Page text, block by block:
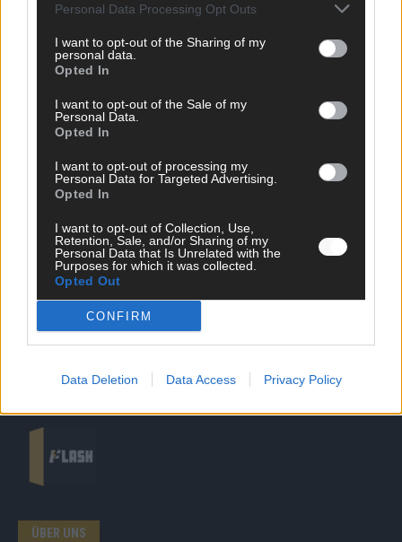
Personal Data Processing Opt Outs
I want to opt-out of the Sharing of my
personal data.
Opted In
I want to opt-out of the Sale of my
Personal Data.
Opted In
I want to opt-out of processing my
Personal Data for Targeted Advertising.
Opted In
I want to opt-out of Collection, Use,
Retention, Sale, and/or Sharing of my
Personal Data that Is Unrelated with the
Purposes for which it was collected.
Opted Out
CONFIRM
Data Deletion Data Access Privacy Policy
SCHNELL ZUM RESSORT
Nachrichten
Wirtschaft
Ratgeber
Wissen
Kommentar
Streams & Storys
Eurovision
FLASH – DAS VIDEOPORTAL
ÜBER UNS